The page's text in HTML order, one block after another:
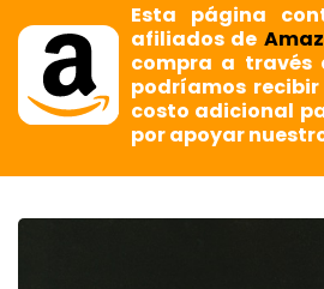
Esta página
afiliados de
compra a través
podríamos
costo adicional
por apoyar